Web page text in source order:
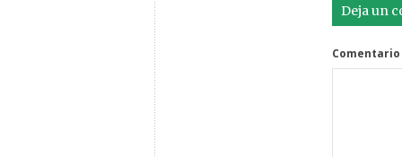
Deja un
Comentario